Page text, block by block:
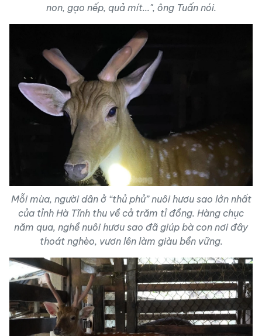
non, gạo nếp, quả mít...", ông Tuấn nói.
Mỗi mùa, người dân ở “thủ phủ” nuôi hươu sao lớn nhất
của tỉnh Hà Tĩnh thu về cả trăm tỉ đồng. Hàng chục
năm qua, nghề nuôi hươu sao đã giúp bà con nơi đây
thoát nghèo, vươn lên làm giàu bền vững.